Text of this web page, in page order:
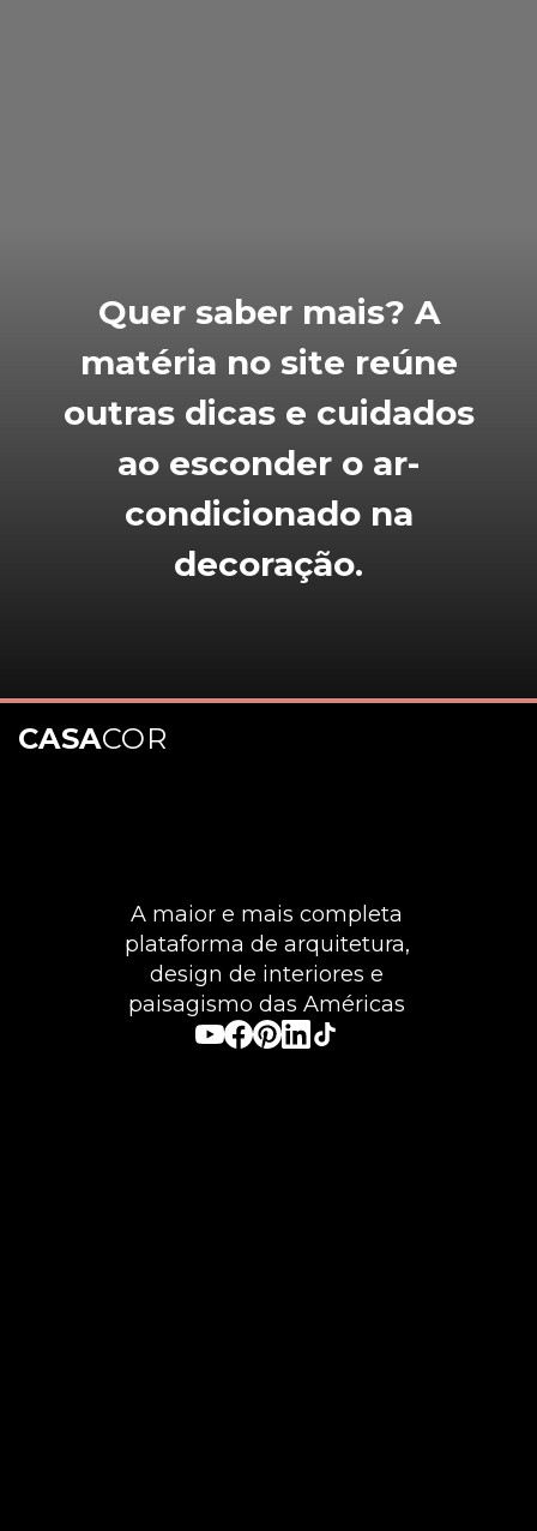
Quer saber mais? A
matéria no site reúne
outras dicas e cuidados
ao esconder o ar-
condicionado na
decoração.
A maior e mais completa
plataforma de arquitetura,
design de interiores e
paisagismo das Américas
CASACOR